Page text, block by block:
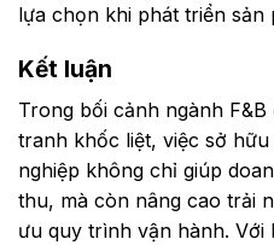
lựa chọn khi phát triển sản
Kết luận
Trong bối cảnh ngành
tranh khốc liệt, việc sở
nghiệp không chỉ giúp
thu, mà còn nâng cao trải
ưu quy trình vận hành. Với